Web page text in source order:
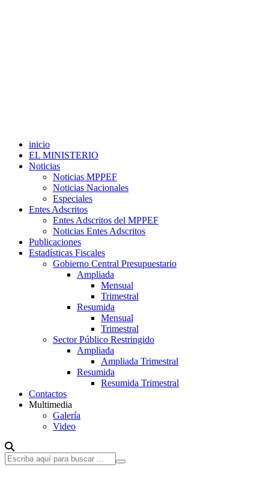
inicio
EL MINISTERIO
Noticias
Noticias MPPEF
Noticias Nacionales
Especiales
Entes Adscritos
Entes Adscritos del MPPEF
Noticias Entes Adscritos
Publicaciones
Estadísticas Fiscales
Gobierno Central Presupuestario
Ampliada
Mensual
Trimestral
Resumida
Mensual
Trimestral
Sector Público Restringido
Ampliada
Ampliada Trimestral
Resumida
Resumida Trimestral
Contactos
Multimedia
Galería
Video